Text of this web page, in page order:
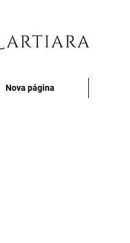
Nova página